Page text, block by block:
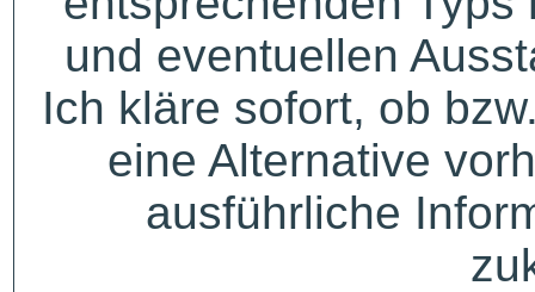
und eventuellen
Ich kläre sofort, ob
eine Alternative
ausführliche